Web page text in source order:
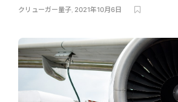
クリューガー量子, 2021年10月6日